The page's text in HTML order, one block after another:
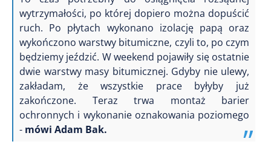
wytrzymałości, po której dopiero można dopuścić
ruch. Po płytach wykonano izolację papą oraz
wykończono warstwy bitumiczne, czyli to, po czym
będziemy jeździć. W weekend pojawiły się ostatnie
dwie warstwy masy bitumicznej. Gdyby nie ulewy,
zakładam, że wszystkie prace byłyby już
zakończone. Teraz trwa montaż barier
ochronnych i wykonanie oznakowania poziomego
- mówi Adam Bak.